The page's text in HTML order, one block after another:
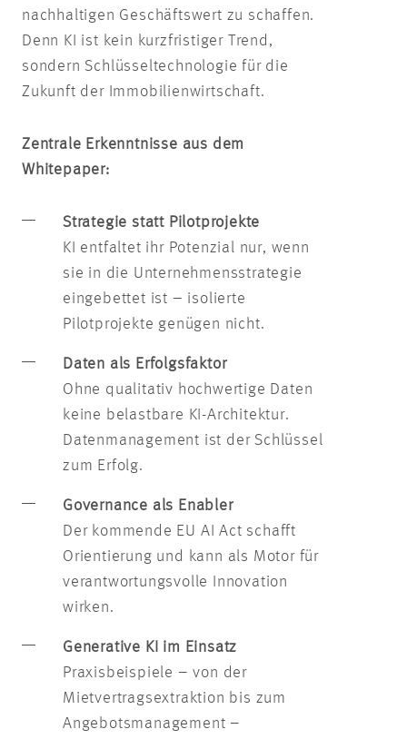
nachhaltigen Geschäftswert zu schaffen.
Denn KI ist kein kurzfristiger Trend,
sondern Schlüsseltechnologie für die
Zukunft der Immobilienwirtschaft.
Zentrale Erkenntnisse aus dem
Whitepaper:
Strategie statt Pilotprojekte
KI entfaltet ihr Potenzial nur, wenn
sie in die Unternehmensstrategie
eingebettet ist – isolierte
Pilotprojekte genügen nicht.
Daten als Erfolgsfaktor
Ohne qualitativ hochwertige Daten
keine belastbare KI-Architektur.
Datenmanagement ist der Schlüssel
zum Erfolg.
Governance als Enabler
Der kommende EU AI Act schafft
Orientierung und kann als Motor für
verantwortungsvolle Innovation
wirken.
Generative KI im Einsatz
Praxisbeispiele – von der
Mietvertragsextraktion bis zum
Angebotsmanagement –